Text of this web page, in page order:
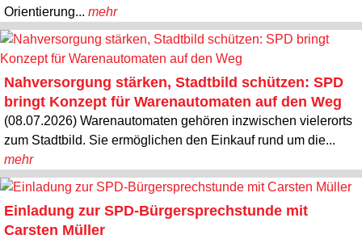
Orientierung... mehr
Nahversorgung stärken, Stadtbild schützen: SPD
bringt Konzept für Warenautomaten auf den Weg
(08.07.2026) Warenautomaten gehören inzwischen vielerorts
zum Stadtbild. Sie ermöglichen den Einkauf rund um die...
mehr
Einladung zur SPD-Bürgersprechstunde mit
Carsten Müller